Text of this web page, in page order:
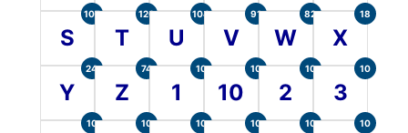
S
107
T
120
U
104
V
91
W
82
X
18
Y
24
Z
74
1
10
10
10
2
10
3
10
10 10 10 10 10 10